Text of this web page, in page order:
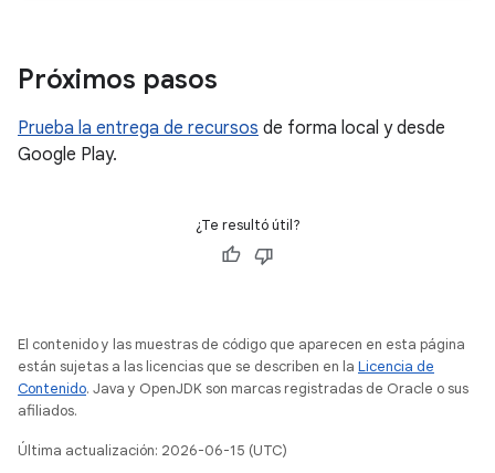
Próximos pasos
Prueba la entrega de recursos de forma local y desde
Google Play.
¿Te resultó útil?
El contenido y las muestras de código que aparecen en esta página
están sujetas a las licencias que se describen en la Licencia de
Contenido. Java y OpenJDK son marcas registradas de Oracle o sus
afiliados.
Última actualización: 2026-06-15 (UTC)